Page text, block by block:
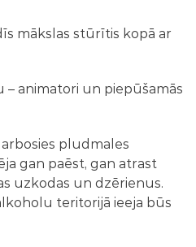
mākslas stūrītis kopā ar
– animatori un piepūšamās
pludmales
gan paēst, gan atrast
uzkodas un dzērienus.
teritorijā ieeja būs